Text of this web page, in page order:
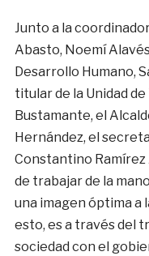
Junto a la
Abasto, Noemí
Desarrollo Humano,
titular de la Unidad
Bustamante, el
Hernández, el
Constantino
de trabajar de la
una imagen óptima a
esto, es a través del
sociedad con el